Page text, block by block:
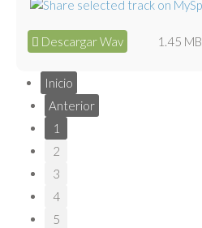
Descargar Wav 1.45 MB
Inicio
Anterior
1
2
3
4
5